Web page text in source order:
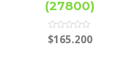
(27800)
Rated
0
$165.200